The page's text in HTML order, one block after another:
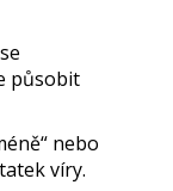
působit
nebo
víry.